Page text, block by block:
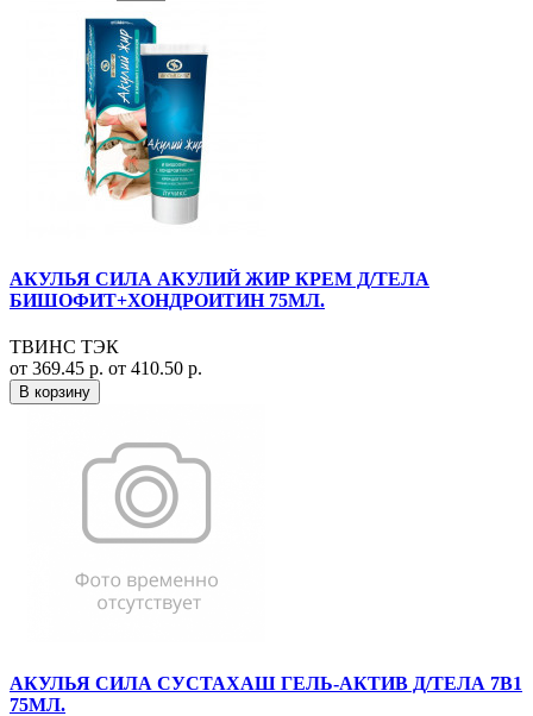
АКУЛЬЯ СИЛА АКУЛИЙ ЖИР КРЕМ Д/ТЕЛА
БИШОФИТ+ХОНДРОИТИН 75МЛ.
ТВИНС ТЭК
от 369.45 р. от 410.50 р.
В корзину
АКУЛЬЯ СИЛА СУСТАХАШ ГЕЛЬ-АКТИВ Д/ТЕЛА 7В1
75МЛ.